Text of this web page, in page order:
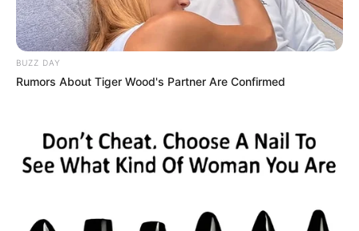
Προσθήκη τοnewstok.grστην Google
Ανακαλύψτε περισσότερα άρθρα στα αποτελέσματα
αναζήτησης.
BUZZ DAY
Rumors About Tiger Wood's Partner Are Confirmed